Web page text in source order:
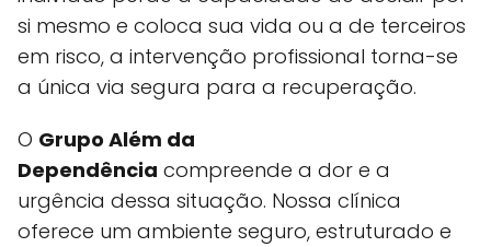
si mesmo e coloca sua vida ou a de terceiros
em risco, a intervenção profissional torna-se
a única via segura para a recuperação.
O Grupo Além da
Dependência compreende a dor e a
urgência dessa situação. Nossa clínica
oferece um ambiente seguro, estruturado e